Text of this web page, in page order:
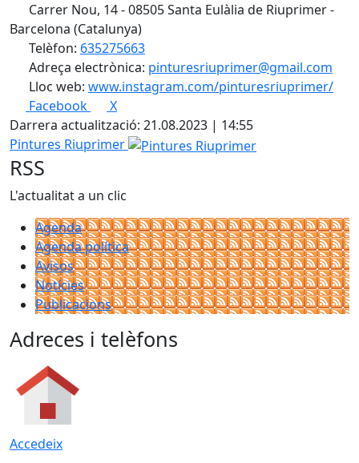
Carrer Nou, 14 - 08505 Santa Eulàlia de Riuprimer -
Barcelona (Catalunya)
Telèfon: 635275663
Adreça electrònica: pinturesriuprimer@gmail.com
Lloc web: www.instagram.com/pinturesriuprimer/
Facebook
X
Darrera actualització: 21.08.2023 | 14:55
Pintures Riuprimer
RSS
L'actualitat a un clic
Agenda
Agenda política
Avisos
Notícies
Publicacions
Adreces i telèfons
Accedeix